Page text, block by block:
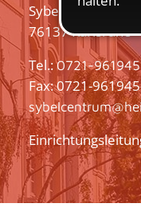
Sybelstraße 11
76137 Karlsruhe
Tel.:0721-
Fax: 0721-